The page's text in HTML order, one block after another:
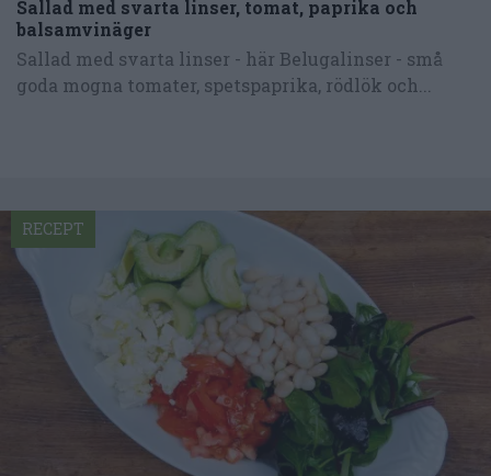
Sallad med svarta linser, tomat, paprika och
balsamvinäger
Sallad med svarta linser - här Belugalinser - små
goda mogna tomater, spetspaprika, rödlök och...
RECEPT